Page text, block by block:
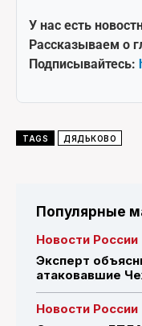
У нас есть
Рассказываем о
Подписывайтесь:
TAGS ДЯДЬКОВО
Популярные
Новости России
Эксперт
атаковавшие
Новости России